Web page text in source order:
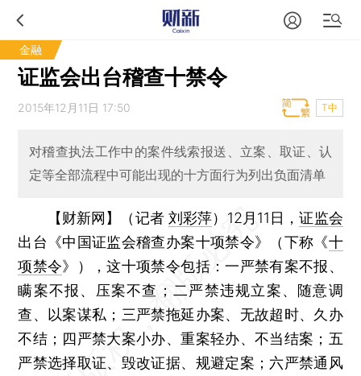
金融
证监会出台稽查十禁令
2015年12月11日 17:50 T中
对稽查执法工作中的案件线索报送、立案、取证、认
定等全部流程中可能出现的十方面行为列出负面清单
【财新网】（记者刘彩萍） 12月11日，证监会
出台《中国证监会稽查办案十项禁令》（下称《十
项禁令》），这十项禁令包括：一严禁有案不报、
瞒案不报、压案不查；二严禁违规立案、随意调
查、以案谋私；三严禁拖延办案、无故超时、久办
不结；四严禁大案小办、重案轻办、不当结案；五
严禁选择取证、毁改证据、规避定案；六严禁通风